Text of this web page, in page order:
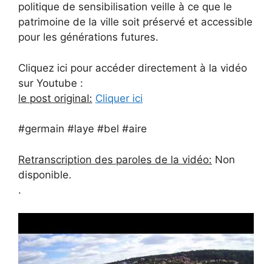
politique de sensibilisation veille à ce que le
patrimoine de la ville soit préservé et accessible
pour les générations futures.
Cliquez ici pour accéder directement à la vidéo
sur Youtube :
le post original: Cliquer ici
#germain #laye #bel #aire
Retranscription des paroles de la vidéo: Non
disponible.
.